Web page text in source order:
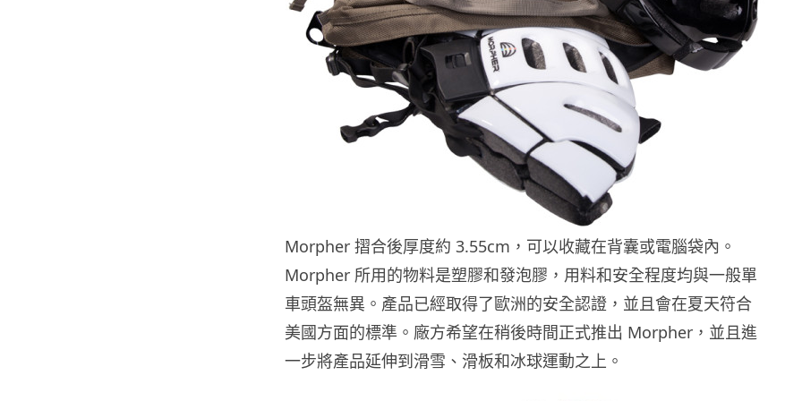
Morpher 摺合後厚度約 3.55cm，可以收藏在背囊或電腦袋內。
Morpher 所用的物料是塑膠和發泡膠，用料和安全程度均與一般單
車頭盔無異。產品已經取得了歐洲的安全認證，並且會在夏天符合
美國方面的標準。廠方希望在稍後時間正式推出 Morpher，並且進
一步將產品延伸到滑雪、滑板和冰球運動之上。